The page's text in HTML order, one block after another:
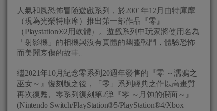
人氣和風恐怖冒險遊戲系列，於2001年12月由特庫摩
（現為光榮特庫摩）推出第一部作品『零』
（Playstation®2用軟體）。遊戲系列中玩家將使用名為
「射影機」的相機與沒有實體的幽靈戰鬥，體驗恐怖
而美麗哀傷的故事。
繼2021年10月紀念零系列20週年發售的『零 ～濡鴉之
巫女～』復刻版之後，「零」系列經典之作以高畫質
再次復甦。零系列復刻第2弹『零 ～月蚀的假面～』
(Nintendo Switch/PlayStation®5/PlayStation®4/Xbox